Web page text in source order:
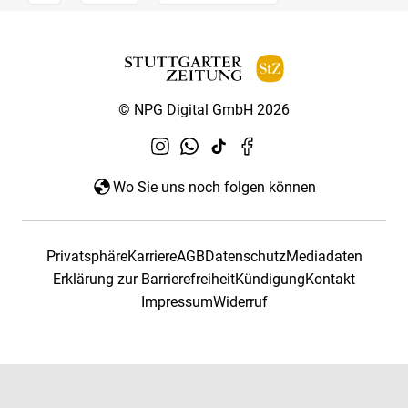
© NPG Digital GmbH 2026
Wo Sie uns noch folgen können
PrivatsphäreKarriereAGBDatenschutzMediadaten
Erklärung zur BarrierefreiheitKündigungKontakt
ImpressumWiderruf